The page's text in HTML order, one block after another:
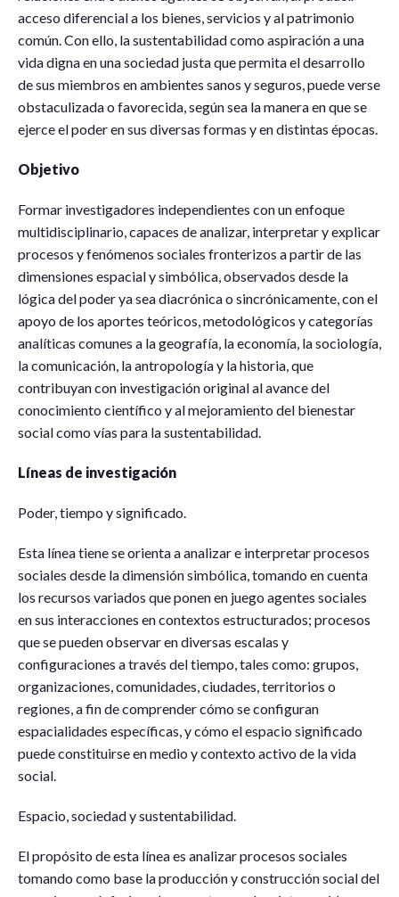
acceso diferencial a los bienes, servicios y al patrimonio
común. Con ello, la sustentabilidad como aspiración a una
vida digna en una sociedad justa que permita el desarrollo
de sus miembros en ambientes sanos y seguros, puede verse
obstaculizada o favorecida, según sea la manera en que se
ejerce el poder en sus diversas formas y en distintas épocas.
Objetivo
Formar investigadores independientes con un enfoque
multidisciplinario, capaces de analizar, interpretar y explicar
procesos y fenómenos sociales fronterizos a partir de las
dimensiones espacial y simbólica, observados desde la
lógica del poder ya sea diacrónica o sincrónicamente, con el
apoyo de los aportes teóricos, metodológicos y categorías
analíticas comunes a la geografía, la economía, la sociología,
la comunicación, la antropología y la historia, que
contribuyan con investigación original al avance del
conocimiento científico y al mejoramiento del bienestar
social como vías para la sustentabilidad.
Líneas de investigación
Poder, tiempo y significado.
Esta línea tiene se orienta a analizar e interpretar procesos
sociales desde la dimensión simbólica, tomando en cuenta
los recursos variados que ponen en juego agentes sociales
en sus interacciones en contextos estructurados; procesos
que se pueden observar en diversas escalas y
configuraciones a través del tiempo, tales como: grupos,
organizaciones, comunidades, ciudades, territorios o
regiones, a fin de comprender cómo se configuran
espacialidades específicas, y cómo el espacio significado
puede constituirse en medio y contexto activo de la vida
social.
Espacio, sociedad y sustentabilidad.
El propósito de esta línea es analizar procesos sociales
tomando como base la producción y construcción social del